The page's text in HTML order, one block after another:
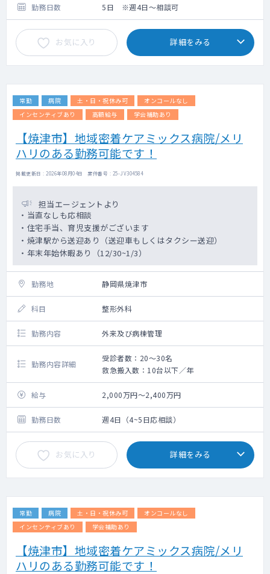
ー科となります
地域医療にご興味のある若手医師を募集中で
す！
～患者について～
外来患者 1日60〜70名、多い日で110名
高齢患者が多い傾向、1割小児
科目内訳 呼吸器内科5割、内科2〜3割、小
～体制～
医師 常勤1名（院長）、非常勤1名（小児
科）
看護師2名、事務3名、心理カウンセラー2名
勤務日数 5日 ※週4日～相談可
お気に入り 詳細をみる
常勤 病院 土・日・祝休み可
オンコールなし
インセンティブあり
高額給与 学会補助あり
【焼津市】地域密着ケアミックス病院/メリ
ハリのある勤務可能です！
掲載更新日 : 2026年08月04日 案件番号 : 25-JV304584
担当エージェントより
・当直なしも応相談
・住宅手当、育児支援がございます
・焼津駅から送迎あり（送迎車もしくはタクシー送迎）
・年末年始休暇あり（12/30~1/3）
勤務地 静岡県焼津市
科目 整形外科
勤務内容 外来及び病棟管理
勤務内容詳細
受診者数：20～30名
救急搬入数：10台以下／年
給与 2,000万円～2,400万円
勤務日数 週4日（4~5日応相談）
お気に入り 詳細をみる
常勤 病院 土・日・祝休み可
オンコールなし
インセンティブあり
学会補助あり
【焼津市】地域密着ケアミックス病院/メリ
ハリのある勤務可能です！